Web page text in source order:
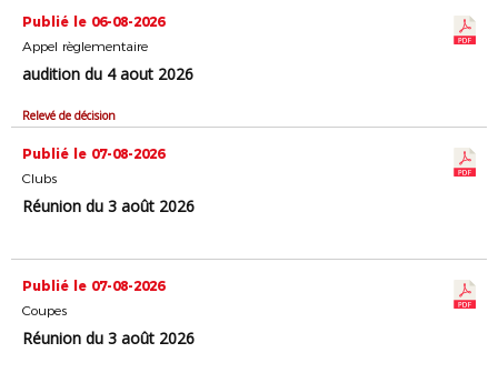
Publié le 06-08-2026
Appel règlementaire
audition du 4 aout 2026
Relevé de décision
Publié le 07-08-2026
Clubs
Réunion du 3 août 2026
Publié le 07-08-2026
Coupes
Réunion du 3 août 2026